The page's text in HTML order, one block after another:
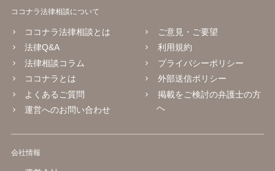
ココナラ法律相談について
ココナラ法律相談とは
法律Q&A
法律相談コラム
ココナラとは
よくあるご質問
運営へのお問い合わせ
ご意見・ご要望
利用規約
プライバシーポリシー
外部送信ポリシー
掲載をご検討の弁護士の方
へ
会社情報